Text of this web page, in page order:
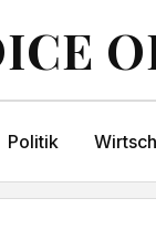
Politik